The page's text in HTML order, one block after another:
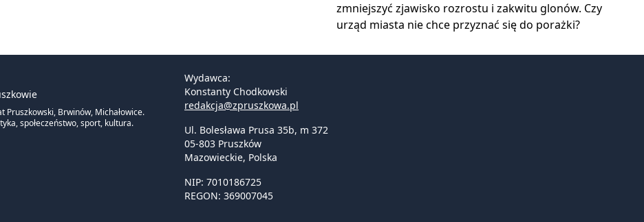
zmniejszyć zjawisko rozrostu i zakwitu glonów. Czy
urząd miasta nie chce przyznać się do porażki?
Pruszkowski, Brwinów, Michałowice.
społeczeństwo, sport, kultura.
Wydawca:
Konstanty Chodkowski
redakcja@zpruszkowa.pl
Ul. Bolesława Prusa 35b, m 372
05-803 Pruszków
Mazowieckie, Polska
NIP: 7010186725
REGON: 369007045